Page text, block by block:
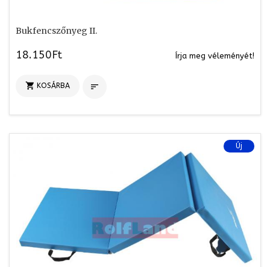
Bukfencszőnyeg II.
18.150Ft Írja meg véleményét!
 KOSÁRBA 
Új